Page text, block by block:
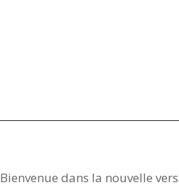
Bienvenue dans la nouvelle